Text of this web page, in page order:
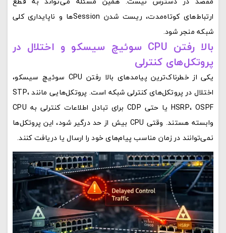
ارتباط‌های کوتاه‌مدت، ریست شدن Sessionها و ناپایداری کلی
شبکه منجر شود.
بالا رفتن CPU سوئیچ سیسکو و اختلال در
پروتکل‌های کنترلی
یکی از خطرناک‌ترین پیامدهای بالا رفتن CPU سوئیچ سیسکو،
اختلال در پروتکل‌های کنترلی شبکه است. پروتکل‌هایی مانند STP،
HSRP، OSPF یا حتی CDP برای تبادل اطلاعات کنترلی به CPU
وابسته هستند. وقتی CPU بیش از حد درگیر شود، این پروتکل‌ها
نمی‌توانند در زمان مناسب پیام‌های خود را ارسال یا دریافت کنند.